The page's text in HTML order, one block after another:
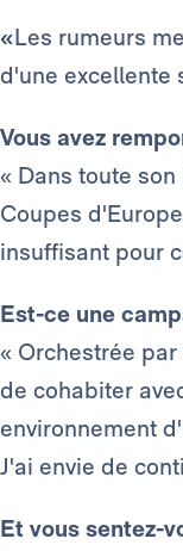
«Les rumeurs
d'une excellente
Vous avez
« Dans toute
Coupes
insuffisant pour
Est-ce une
« Orchestrée
de cohabiter
environnement
J'ai envie de
Et vous sentez-